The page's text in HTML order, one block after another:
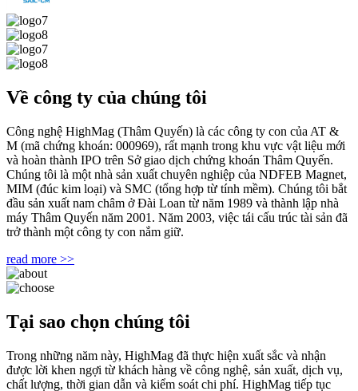
Về công ty của chúng tôi
Công nghệ HighMag (Thâm Quyến) là các công ty con của AT &
M (mã chứng khoán: 000969), rất mạnh trong khu vực vật liệu mới
và hoàn thành IPO trên Sở giao dịch chứng khoán Thâm Quyến.
Chúng tôi là một nhà sản xuất chuyên nghiệp của NDFEB Magnet,
MIM (đúc kim loại) và SMC (tổng hợp từ tính mềm). Chúng tôi bắt
đầu sản xuất nam châm ở Đài Loan từ năm 1989 và thành lập nhà
máy Thâm Quyến năm 2001. Năm 2003, việc tái cấu trúc tài sản đã
trở thành một công ty con nắm giữ.
read more >>
Tại sao chọn chúng tôi
Trong những năm này, HighMag đã thực hiện xuất sắc và nhận
được lời khen ngợi từ khách hàng về công nghệ, sản xuất, dịch vụ,
chất lượng, thời gian dẫn và kiểm soát chi phí. HighMag tiếp tục